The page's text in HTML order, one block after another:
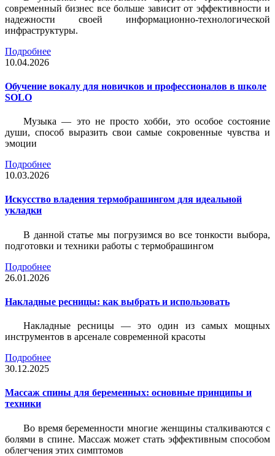
современный бизнес все больше зависит от эффективности и
надежности своей информационно-технологической
инфраструктуры.
Подробнее
10.04.2026
Обучение вокалу для новичков и профессионалов в школе
SOLO
Музыка — это не просто хобби, это особое состояние
души, способ выразить свои самые сокровенные чувства и
эмоции
Подробнее
10.03.2026
Искусство владения термобрашингом для идеальной
укладки
В данной статье мы погрузимся во все тонкости выбора,
подготовки и техники работы с термобрашингом
Подробнее
26.01.2026
Накладные ресницы: как выбрать и использовать
Накладные ресницы — это один из самых мощных
инструментов в арсенале современной красоты
Подробнее
30.12.2025
Массаж спины для беременных: основные принципы и
техники
Во время беременности многие женщины сталкиваются с
болями в спине. Массаж может стать эффективным способом
облегчения этих симптомов